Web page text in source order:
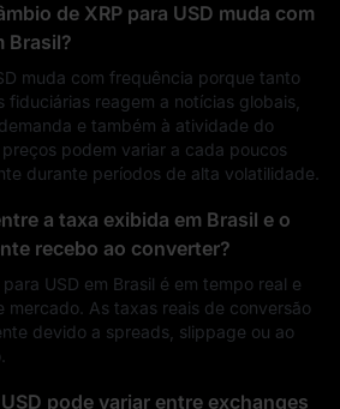
de XRP para USD muda com
Brasil?
muda com frequência porque tanto
fiduciárias reagem a notícias globais,
e também à atividade do
podem variar a cada poucos
durante períodos de alta volatilidade.
a taxa exibida em Brasil e o
recebo ao converter?
USD em Brasil é em tempo real e
mercado. As taxas reais de conversão
devido a spreads, slippage ou ao
pode variar entre exchanges